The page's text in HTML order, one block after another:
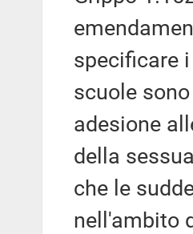
specificare
scuole
adesione
della
che le
nell'ambito